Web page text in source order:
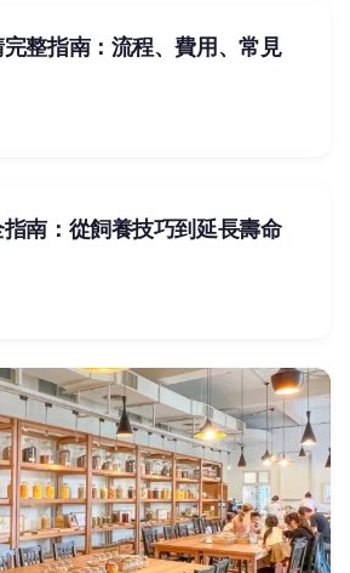
整指南：流程、費用、常見
南：從飼養技巧到延長壽命